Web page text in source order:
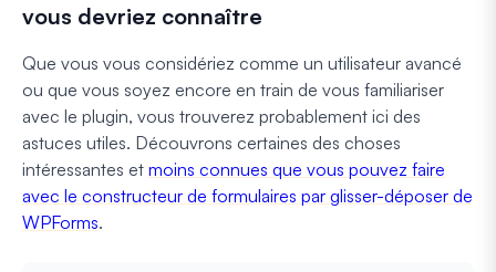
vous devriez connaître
Que vous vous considériez comme un utilisateur avancé
ou que vous soyez encore en train de vous familiariser
avec le plugin, vous trouverez probablement ici des
astuces utiles. Découvrons certaines des choses
intéressantes et moins connues que vous pouvez faire
avec le constructeur de formulaires par glisser-déposer de
WPForms.